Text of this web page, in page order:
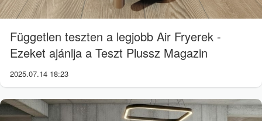
Független teszten a legjobb Air Fryerek -
Ezeket ajánlja a Teszt Plussz Magazin
2025.07.14 18:23